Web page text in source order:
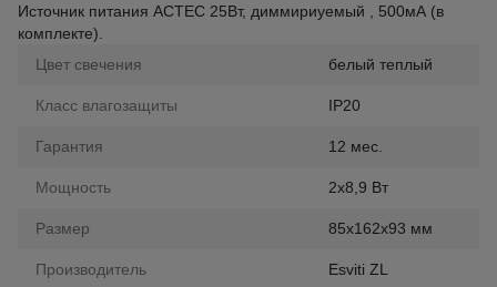
Источник питания ACTEC 25Вт, диммириуемый , 500мА (в
комплекте).
Цвет свечения
белый теплый
Класс влагозащиты IP20
Гарантия 12 мес.
Мощность 2х8,9 Вт
Размер 85х162х93 мм
Производитель Esviti ZL